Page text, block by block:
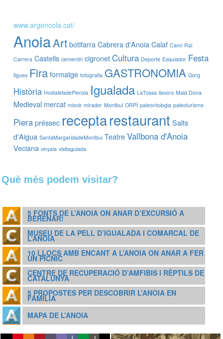
www.argencola.cat/
AnoiaArt botifarra Cabrera d'Anoia Calaf Camí Ral
Carrera Castells cementiri cigronet Cultura Deporte Esquiador Festa
figues Fira formatge fotografia GASTRONOMIA Gorg
Història HostaletsdePierola Igualada LaTossa llavors Mala Dona
Medieval mercat miocè mirador Montbui ORPÍ paleontologia paleoturisme
Piera préssec receptarestaurant Salts
d'Aigua SantaMargaridadeMontbui Teatre Vallbona d'Anoia
Veciana vinyala visitaguiada
Què més podem visitar?
5 FONTS DE L’ANOIA ON ANAR D’EXCURSIÓ A
BERENAR!
MUSEU DE LA PELL D’IGUALADA I COMARCAL DE
L’ANOIA
10 LLOCS AMB ENCANT A L’ANOIA ON ANAR A FER
UN PÍCNIC
CENTRE DE RECUPERACIÓ D’AMFIBIS I RÈPTILS DE
CATALUNYA
5 PROPOSTES PER DESCOBRIR L’ANOIA EN
FAMÍLIA
MAPA DE L’ANOIA